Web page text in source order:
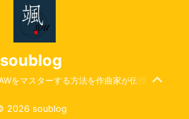
soublog
をマスターする方法を作曲家が伝授
2026 soublog